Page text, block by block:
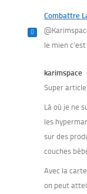
Combattre
le mien
karimspace
Super
Là où je ne
les
sur des
couches
Avec la
on peut